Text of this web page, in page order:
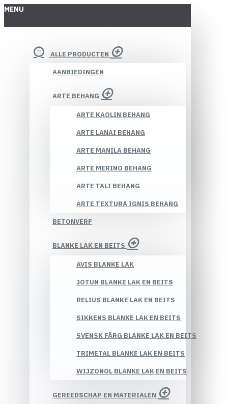
MENU
ALLE PRODUCTEN
AANBIEDINGEN
ARTE BEHANG
ARTE KAOLIN BEHANG
ARTE LANAI BEHANG
ARTE MANILA BEHANG
ARTE MERINO BEHANG
ARTE TALI BEHANG
ARTE TEXTURA IGNIS BEHANG
BETONVERF
BLANKE LAK EN BEITS
AVIS BLANKE LAK
JOTUN BLANKE LAK EN BEITS
RELIUS BLANKE LAK EN BEITS
SIKKENS BLANKE LAK EN BEITS
SVENSK FÄRG BLANKE LAK EN BEITS
TRIMETAL BLANKE LAK EN BEITS
WIJZONOL BLANKE LAK EN BEITS
GEREEDSCHAP EN MATERIALEN